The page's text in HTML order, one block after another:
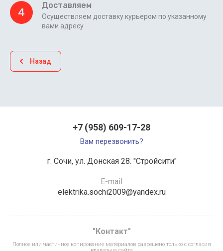
4
Доставляем
Осуществляем доставку курьером по указанному
вами адресу
Назад
+7 (958) 609-17-28
Вам перезвонить?
г. Сочи, ул. Донская 28. "Стройсити"
E-mail
elektrika.sochi2009@yandex.ru
"Контакт"
Полное или частичное копирование материалов разрешено только с согласия